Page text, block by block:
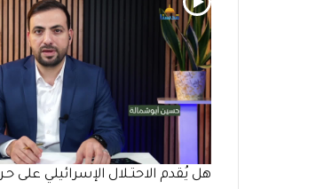
هل يُقدم الاحتـلال الإسرائيلي على